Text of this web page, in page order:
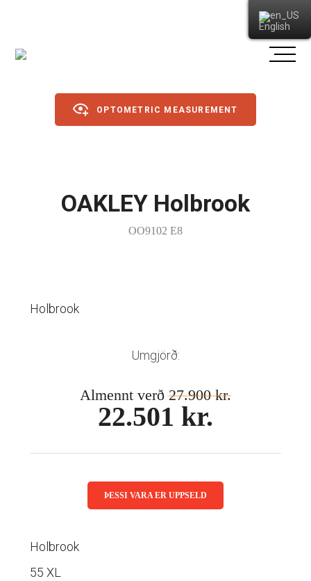
Sunglasses
Mánaðarlinsur
Other
Augndropar/gervitár
Gleraugnaklútar og sprey
OPTOMETRIC MEASUREMENT
OAKLEY Holbrook
OO9102 E8
Holbrook
Umgjörð:
Almennt verð 27.900 kr.
22.501 kr.
ÞESSI VARA ER UPPSELD
Holbrook
55 XL
English